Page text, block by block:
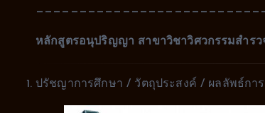
หลักสูตรอนุปริญญา สาขาวิชาวิศวกรรมสำรว
ปรัชญาการศึกษา / วัตถุประสงค์ / ผลลัพธ์การ